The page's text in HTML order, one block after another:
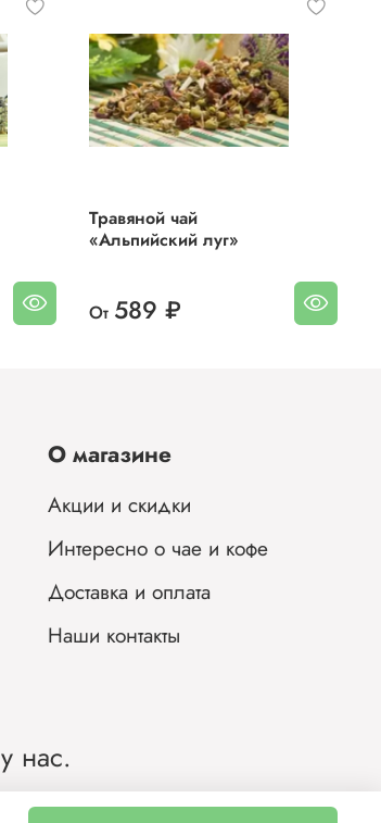
Травяной чай
«Альпийский луг»
От 589 ₽
О магазине
Акции и скидки
Интересно о чае и кофе
Доставка и оплата
Наши контакты
нас.